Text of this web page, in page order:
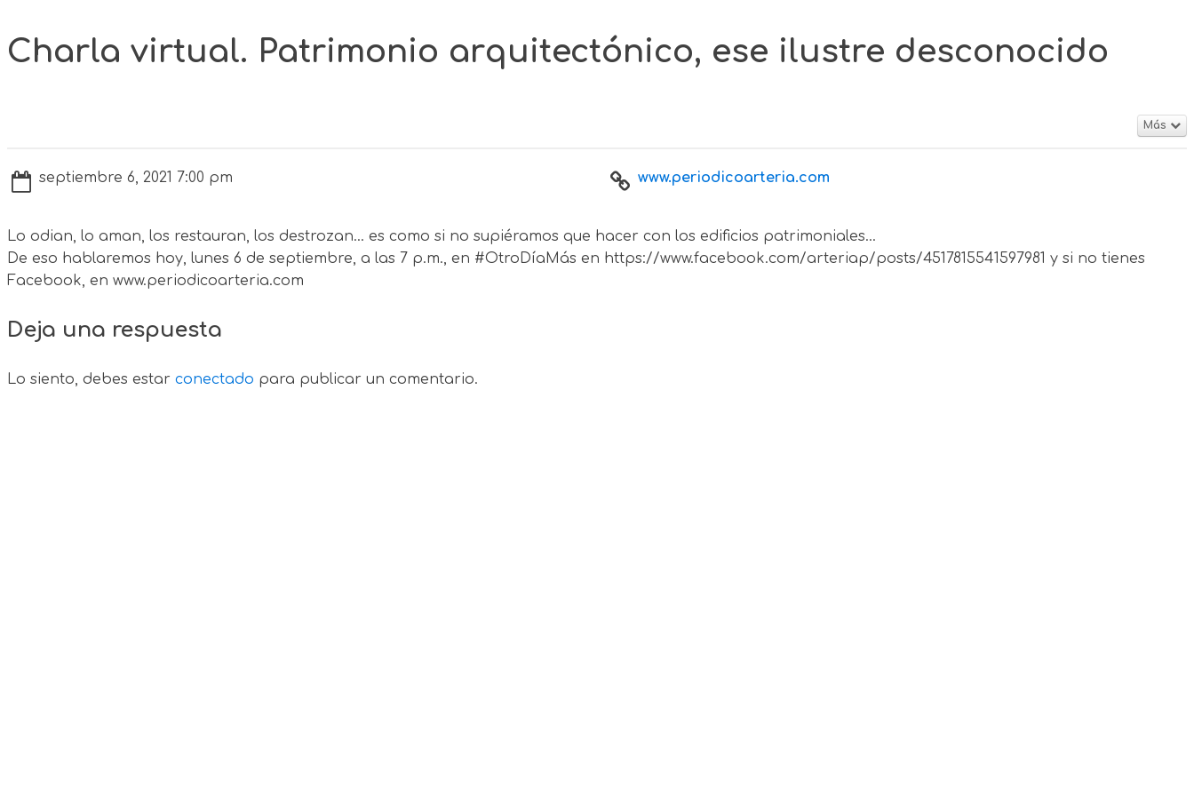
Charla virtual. Patrimonio arquitectónico, ese ilustre desconocido
Más
septiembre 6, 2021 7:00 pm www.periodicoarteria.com
Lo odian, lo aman, los restauran, los destrozan... es como si no supiéramos que hacer con los edificios patrimoniales...
De eso hablaremos hoy, lunes 6 de septiembre, a las 7 p.m., en #OtroDíaMás en https://www.facebook.com/arteriap/posts/4517815541597981 y si no tienes
Facebook, en www.periodicoarteria.com
Deja una respuesta
Lo siento, debes estar conectado para publicar un comentario.